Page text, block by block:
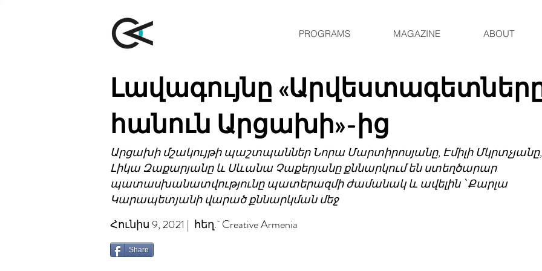
PROGRAMS MAGAZINE ABOUT
Լավագույնը
հանուն Արցախի»-ից
Արցախի մշակույթի պաշտպաններ Նորա Մարտիրոսյանը, Էմիլի Մկրտչյանը,
Լիկա Զաքարյանը և Սևանա Չաքերյանը քննարկում են ստեղծարար ​​
պատասխանատվությունը պատերազմի ժամանակ և ավելին ՝ Քարլա
Կարապետյանի վարած քննարկման մեջ
Հունիս 9, 2021 | հեղ.` Creative Armenia
Share